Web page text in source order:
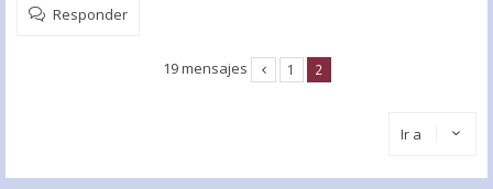
Responder
19 mensajes 1 2
Ir a